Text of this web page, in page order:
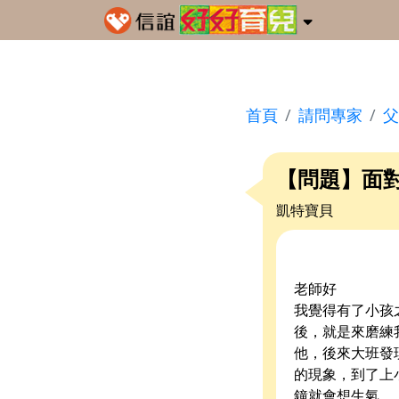
首頁 請問專家
【問題】
凱特寶貝
老師好
我覺得有了小
後，就是來磨
他，後來大班
的現象，到了